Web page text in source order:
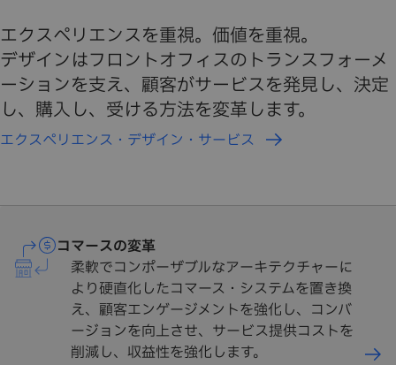
エクスペリエンスを重視。価値を重視。
デザインはフロントオフィスのトランスフォーメ
ーションを支え、顧客がサービスを発見し、決定
し、購入し、受ける方法を変革します。
エクスペリエンス・デザイン・サービス
コマースの変革
柔軟でコンポーザブルなアーキテクチャーに
より硬直化したコマース・システムを置き換
え、顧客エンゲージメントを強化し、コンバ
ージョンを向上させ、サービス提供コストを
削減し、収益性を強化します。